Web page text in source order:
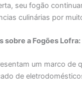
seu fogão
culinárias por
sobre a Fogões Lofra:
um marco de
de